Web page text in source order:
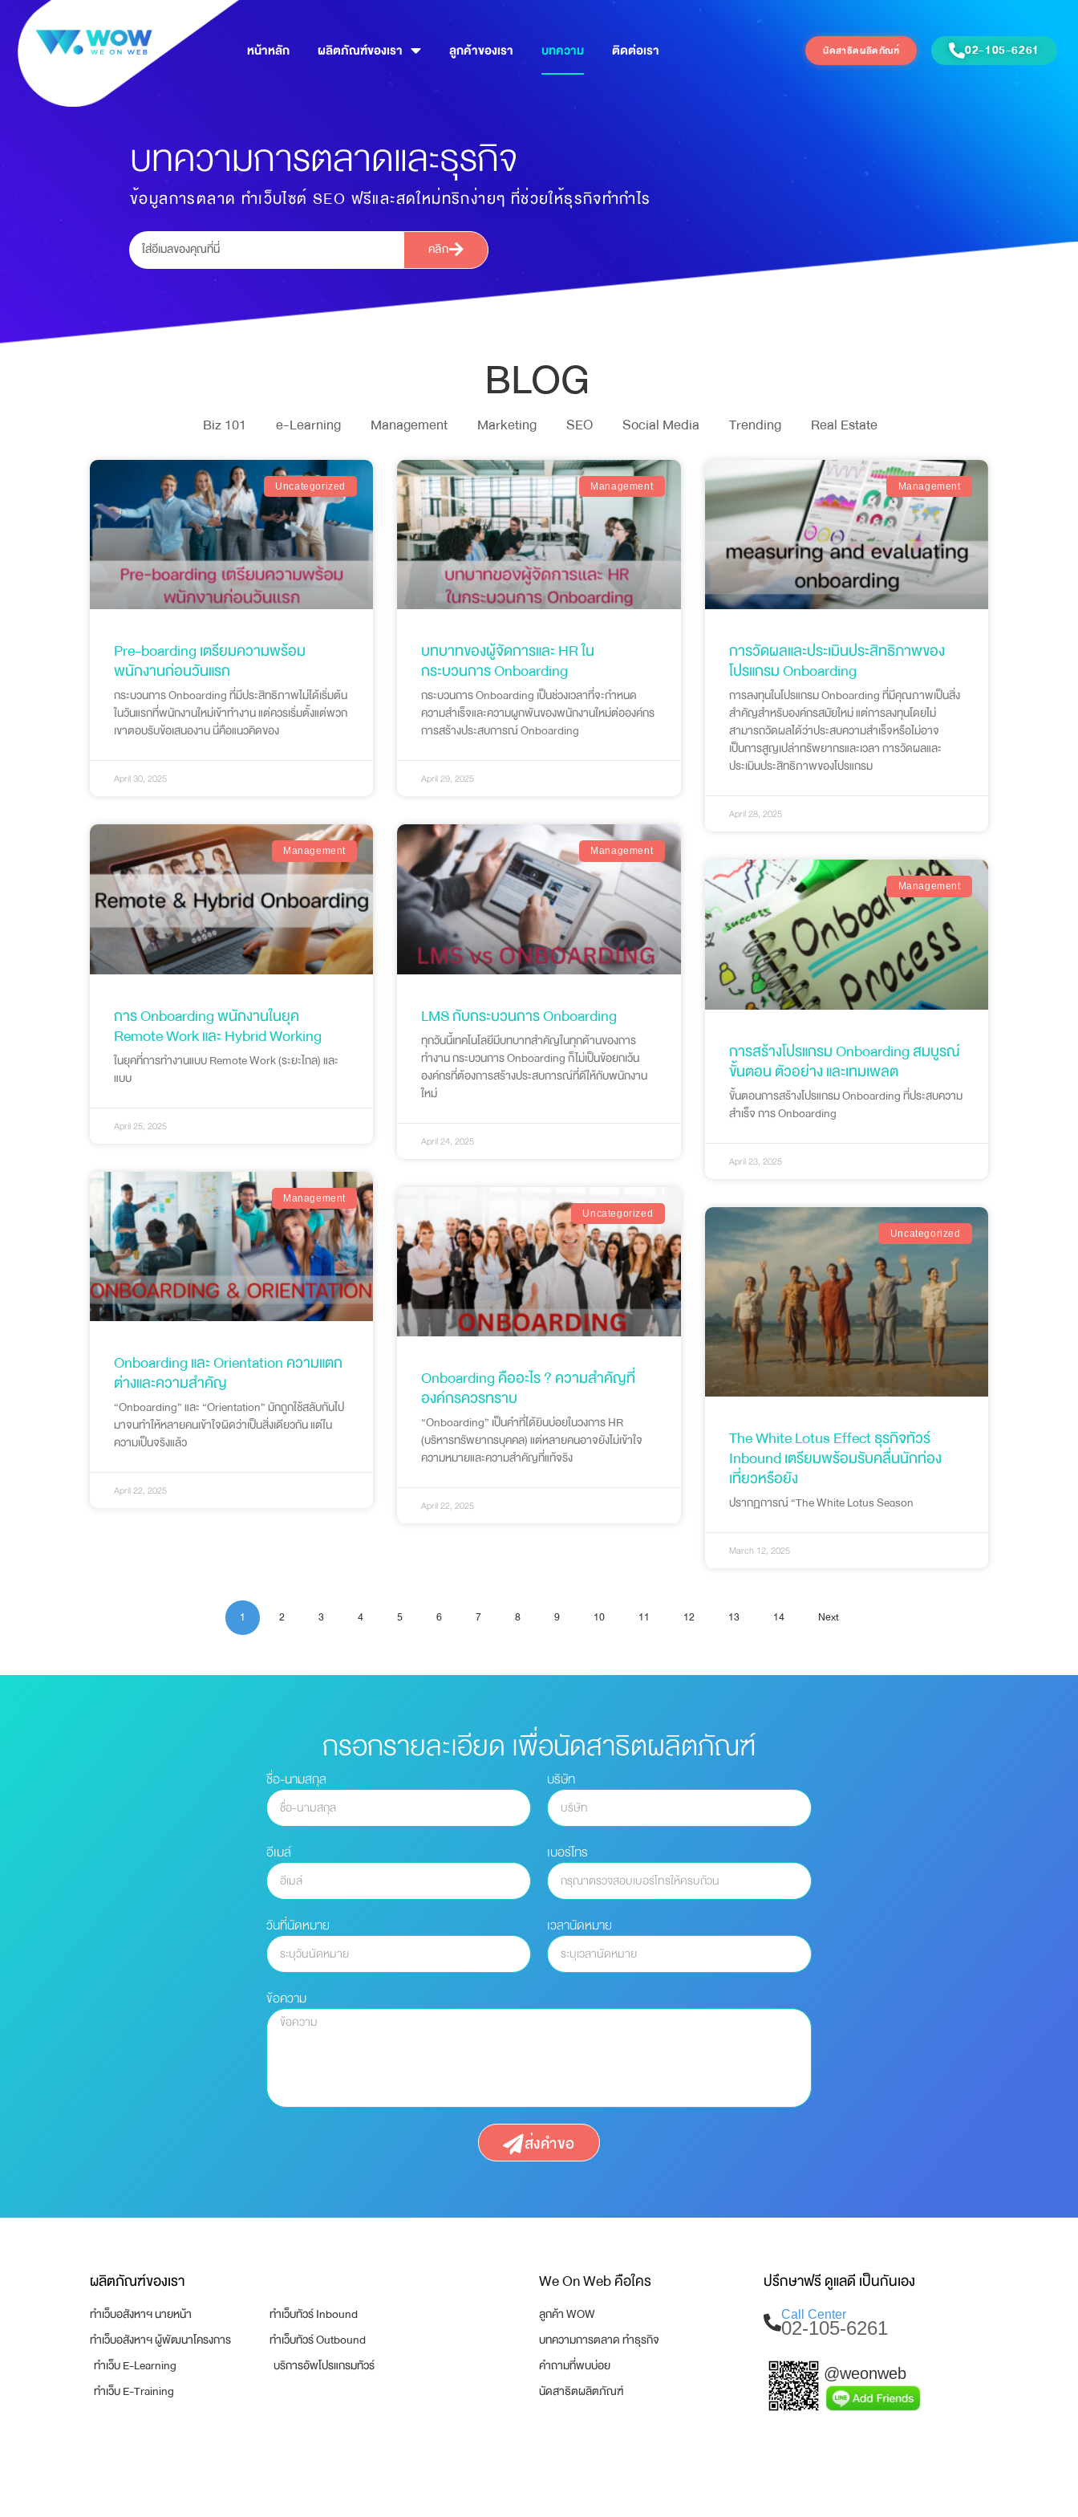
หน้าหลัก ผลิตภัณฑ์ของเรา ลูกค้าของเรา บทความ ติดต่อเรา นัดสาธิตผลิตภัณฑ์ 02-105-6261
บทความการตลาดและธุรกิจ
ข้อมูลการตลาด ทำเว็บไซต์ SEO ฟรีและสดใหม่ทริกง่ายๆ ที่ช่วยให้ธุรกิจทำกำไร
คลิก
BLOG
Biz 101 e-Learning Management Marketing SEO Social Media Trending Real Estate
Uncategorized
Pre-boarding เตรียมความพร้อม
พนักงานก่อนวันแรก
กระบวนการ Onboarding ที่มีประสิทธิภาพไม่ได้เริ่มต้น
ในวันแรกที่พนักงานใหม่เข้าทำงาน แต่ควรเริ่มตั้งแต่พวก
เขาตอบรับข้อเสนองาน นี่คือแนวคิดของ
April 30, 2025
Management
บทบาทของผู้จัดการและ HR ใน
กระบวนการ Onboarding
กระบวนการ Onboarding เป็นช่วงเวลาที่จะกำหนด
ความสำเร็จและความผูกพันของพนักงานใหม่ต่อองค์กร
การสร้างประสบการณ์ Onboarding
April 29, 2025
Management
การวัดผลและประเมินประสิทธิภาพของ
โปรแกรม Onboarding
การลงทุนในโปรแกรม Onboarding ที่มีคุณภาพเป็นสิ่ง
สำคัญสำหรับองค์กรสมัยใหม่ แต่การลงทุนโดยไม่
สามารถวัดผลได้ว่าประสบความสำเร็จหรือไม่อาจ
เป็นการสูญเปล่าทรัพยากรและเวลา การวัดผลและ
ประเมินประสิทธิภาพของโปรแกรม
April 28, 2025
Management
การ Onboarding พนักงานในยุค
Remote Work และ Hybrid Working
ในยุคที่การทำงานแบบ Remote Work (ระยะไกล) และ
แบบ
April 25, 2025
Management
LMS กับกระบวนการ Onboarding
ทุกวันนี้เทคโนโลยีมีบทบาทสำคัญในทุกด้านของการ
ทำงาน กระบวนการ Onboarding ก็ไม่เป็นข้อยกเว้น
องค์กรที่ต้องการสร้างประสบการณ์ที่ดีให้กับพนักงาน
ใหม่
April 24, 2025
Management
การสร้างโปรแกรม Onboarding สมบูรณ์
ขั้นตอน ตัวอย่าง และเทมเพลต
ขั้นตอนการสร้างโปรแกรม Onboarding ที่ประสบความ
สำเร็จ การ Onboarding
April 23, 2025
Management
Onboarding และ Orientation ความแตก
ต่างและความสำคัญ
“Onboarding” และ “Orientation” มักถูกใช้สลับกันไป
มาจนทำให้หลายคนเข้าใจผิดว่าเป็นสิ่งเดียวกัน แต่ใน
ความเป็นจริงแล้ว
April 22, 2025
Uncategorized
Onboarding คืออะไร ? ความสำคัญที่
องค์กรควรทราบ
“Onboarding” เป็นคำที่ได้ยินบ่อยในวงการ HR
(บริหารทรัพยากรบุคคล) แต่หลายคนอาจยังไม่เข้าใจ
ความหมายและความสำคัญที่แท้จริง
April 22, 2025
Uncategorized
The White Lotus Effect ธุรกิจทัวร์
Inbound เตรียมพร้อมรับคลื่นนักท่อง
เที่ยวหรือยัง
ปรากฏการณ์ “The White Lotus Season
March 12, 2025
1 2 3 4 5 6 7 8 9 10 11 12 13 14 Next
กรอกรายละเอียด เพื่อนัดสาธิตผลิตภัณฑ์
ชื่อ-นามสกุล บริษัท
อีเมล์ เบอร์โทร
วันที่นัดหมาย เวลานัดหมาย
ข้อความ
ส่งคำขอ
ผลิตภัณฑ์ของเรา
ทำเว็บอสังหาฯ นายหน้า
ทำเว็บอสังหาฯ ผู้พัฒนาโครงการ
ทำเว็บ E-Learning
ทำเว็บ E-Training
ทำเว็บทัวร์ Inbound
ทำเว็บทัวร์ Outbound
บริการอัพโปรแกรมทัวร์
We On Web คือใคร
ลูกค้า WOW
บทความการตลาด ทำธุรกิจ
คำถามที่พบบ่อย
นัดสาธิตผลิตภัณฑ์
ปรึกษาฟรี ดูแลดี เป็นกันเอง
Call Center
02-105-6261
@weonweb